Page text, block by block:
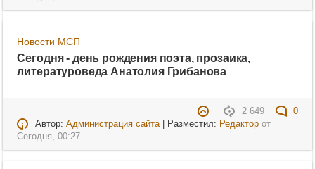
Новости МСП
Сегодня - день рождения поэта, прозаика,
литературоведа Анатолия Грибанова
2 649
0
Автор: Администрация сайта| Разместил: Редакторот
Сегодня, 00:27